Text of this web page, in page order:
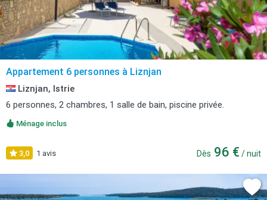
Appartement 6 personnes à Liznjan
Liznjan, Istrie
6 personnes, 2 chambres, 1 salle de bain, piscine privée.
Ménage inclus
3,0 1 avis Dès 96 € / nuit